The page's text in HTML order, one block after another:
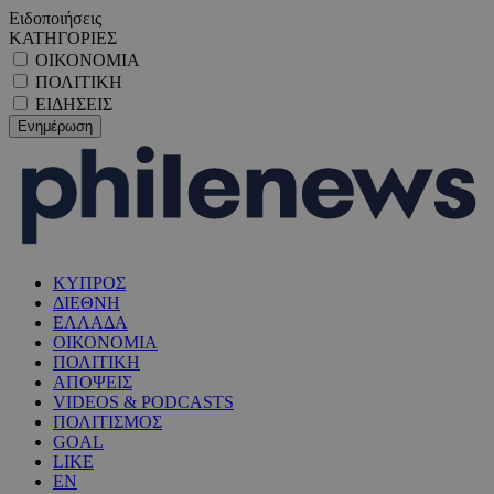
Ειδοποιήσεις
ΚΑΤΗΓΟΡΙΕΣ
ΟΙΚΟΝΟΜΙΑ
ΠΟΛΙΤΙΚΗ
ΕΙΔΗΣΕΙΣ
ΚΥΠΡΟΣ
ΔΙΕΘΝΗ
ΕΛΛΑΔΑ
ΟΙΚΟΝΟΜΙΑ
ΠΟΛΙΤΙΚΗ
ΑΠΟΨΕΙΣ
VIDEOS & PODCASTS
ΠΟΛΙΤΙΣΜΟΣ
GOAL
LIKE
EN